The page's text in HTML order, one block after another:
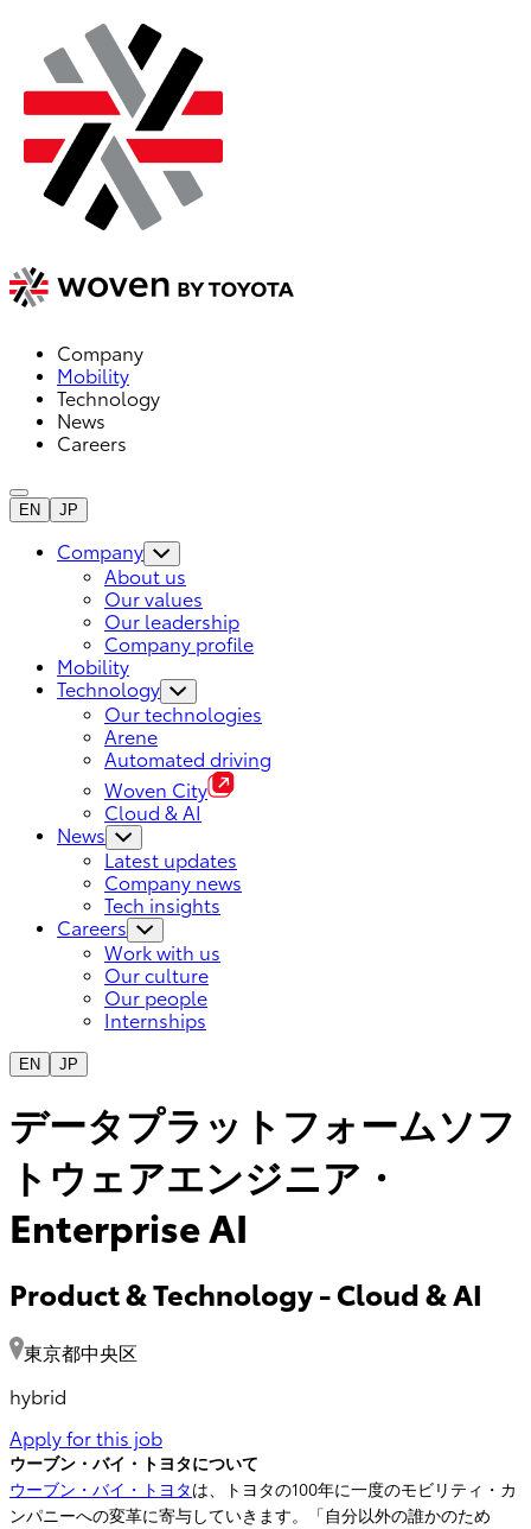
Company
Mobility
Technology
News
Careers
EN JP
Company
About us
Our values
Our leadership
Company profile
Mobility
Technology
Our technologies
Arene
Automated driving
Woven City
Cloud & AI
News
Latest updates
Company news
Tech insights
Careers
Work with us
Our culture
Our people
Internships
EN JP
データプラットフォームソフ
トウェアエンジニア・
Enterprise AI
Product & Technology -Cloud & AI
東京都中央区
hybrid
Apply for this job
ウーブン・バイ・トヨタについて
ウーブン・バイ・トヨタは、トヨタの100年に一度のモビリティ・カ
ンパニーへの変革に寄与していきます。「自分以外の誰かのため